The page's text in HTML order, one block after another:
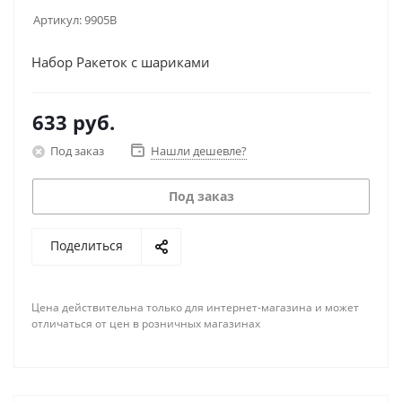
Артикул:9905В
Набор Ракеток с шариками
633 руб.
Под заказ Нашли дешевле?
Под заказ
Поделиться
Цена действительна только для интернет-магазина и может
отличаться от цен в розничных магазинах